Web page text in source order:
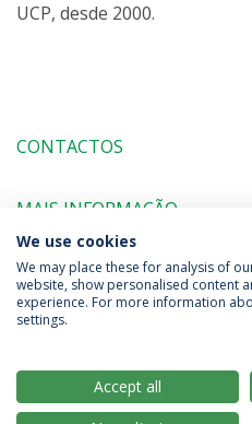
UCP, desde 2000.
CONTACTOS
MAIS INFORMAÇÃO
Política de Privacidade
We use cookies
We may place these for analysis of
website, show personalised content
experience. For more information
settings.
Accept all